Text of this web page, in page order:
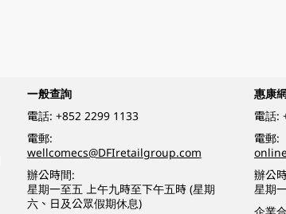
一般查詢
電話: +852 2299 1133
電郵:
wellcomecs@DFIretailgroup.com
辦公時間:
星期一至五 上午九時至下午五時 (星期
六、日及公眾假期休息)
惠康
電話:
電郵:
辦公
星期